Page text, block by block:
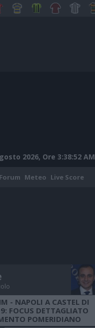
2026, Ore 3:38:53 AM
Forum Meteo Live Score
- NAPOLI A CASTEL DI
FOCUS DETTAGLIATO
POMERIDIANO